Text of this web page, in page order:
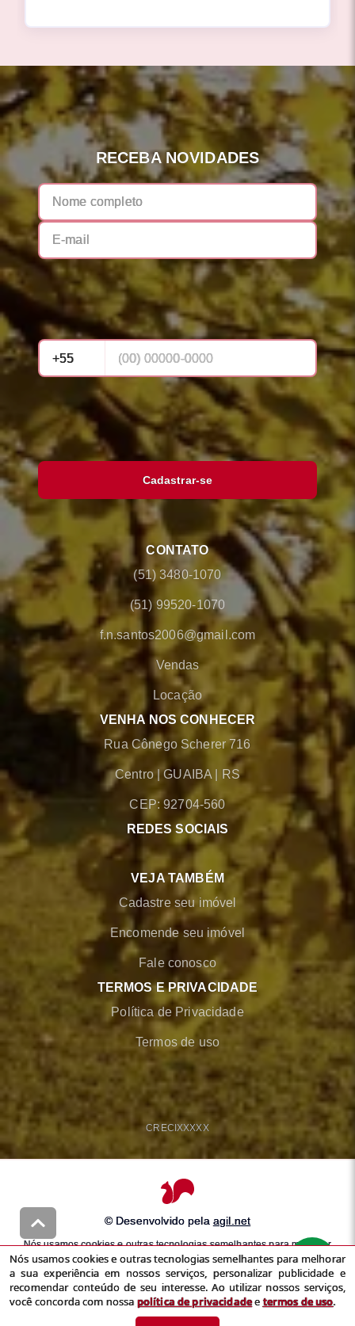
RECEBA NOVIDADES
Cadastrar-se
CONTATO
(51) 3480-1070
(51) 99520-1070
f.n.santos2006@gmail.com
Vendas
Locação
VENHA NOS CONHECER
Rua Cônego Scherer 716
Centro |GUAIBA RS
CEP: 92704-560
REDES SOCIAIS
VEJA TAMBÉM
Cadastre seu imóvel
Encomende seu imóvel
Fale conosco
TERMOS E PRIVACIDADE
Política de Privacidade
Termos de uso
CRECIXXXXX
© Desenvolvido pela agil.net
Nós usamos cookies e outras tecnologias semelhantes para melhorar
a sua experiência em nossos serviços, personalizar publicidade e
recomendar conteúdo de seu interesse. Ao utilizar nossos serviços,
você concorda com nossapolítica de privacidadeetermos de uso
Nós usamos cookies e outras tecnologias semelhantes para melhorar
a sua experiência em nossos serviços, personalizar publicidade e
recomendar conteúdo de seu interesse. Ao utilizar nossos serviços,
você concorda com nossa política de privacidadeetermos de uso.